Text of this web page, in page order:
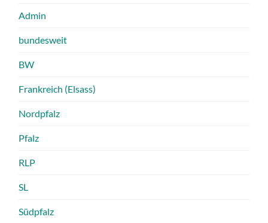
Admin
bundesweit
BW
Frankreich (Elsass)
Nordpfalz
Pfalz
RLP
SL
Südpfalz